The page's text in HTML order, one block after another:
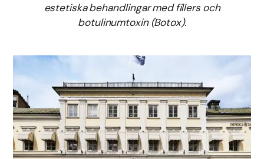
estetiska behandlingar med fillers och
botulinumtoxin (Botox).